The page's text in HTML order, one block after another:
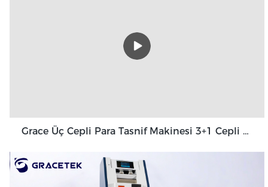
Grace Üç Cepli Para Tasnif Makinesi 3+1 Cepli Grace GT-31